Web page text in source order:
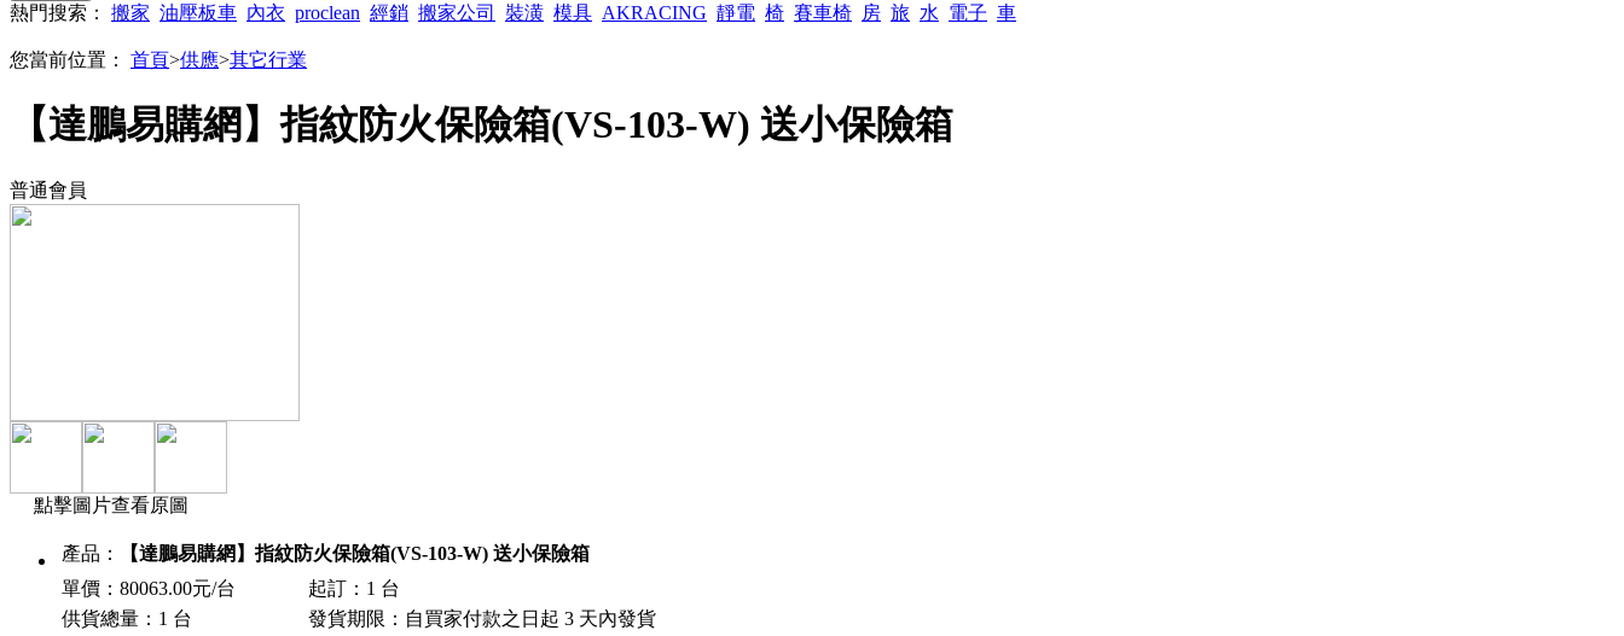
熱門搜索： 搬家 油壓板車 內衣 proclean 經銷 搬家公司 裝潢 模具 AKRACING 靜電 椅 賽車椅 房 旅 水 電子 車
您當前位置： 首頁>供應>其它行業
【達鵬易購網】指紋防火保險箱(VS-103-W) 送小保險箱
普通會員
點擊圖片查看原圖
產品：
【達鵬易購網】指紋防火保險箱(VS-103-W) 送小保險箱
單價：80063.00元/台
起訂：1 台
供貨總量：1 台
發貨期限：自買家付款之日起 3 天內發貨